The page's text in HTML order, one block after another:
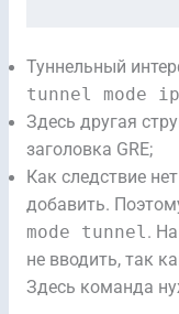
Туннельный
tunnel mode
Здесь другая
заголовка GRE;
Как следствие
добавить.
mode tunnel.
не вводить, так
Здесь команда